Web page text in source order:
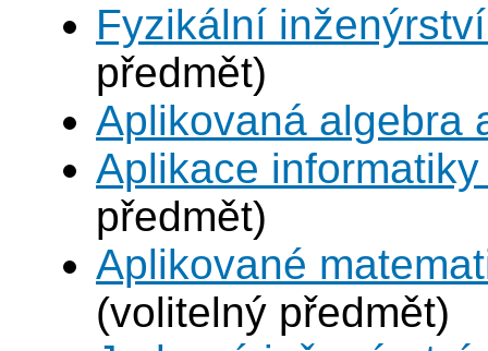
Fyzikální
předmět)
Aplikovaná algebra
Aplikace
předmět)
Aplikované
(volitelný předmět)